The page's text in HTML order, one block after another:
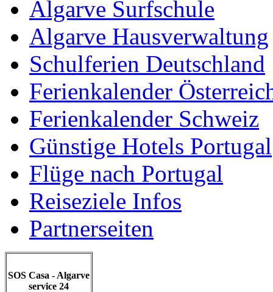
Algarve Surfschule
Algarve Hausverwaltung
Schulferien Deutschland
Ferienkalender
Ferienkalender Schweiz
Günstige Hotels Portugal
Flüge nach Portugal
Reiseziele Infos
Partnerseiten
SOS Casa - Algarve
service 24